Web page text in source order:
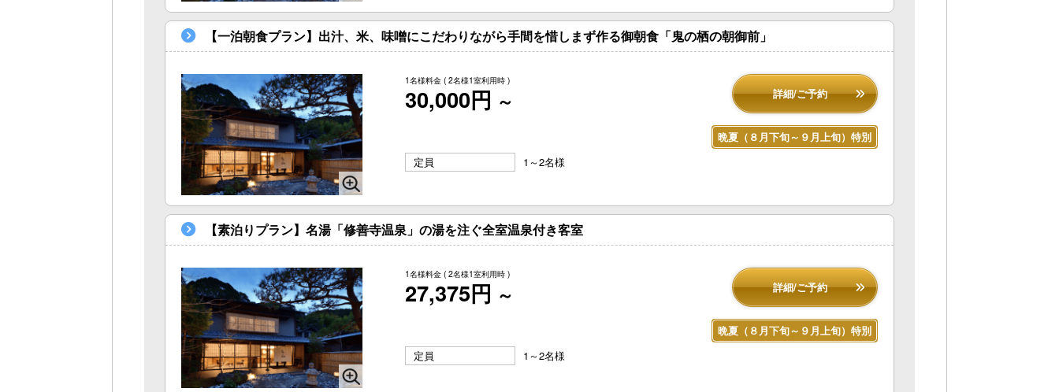
【一泊朝食プラン】出汁、米、味噌にこだわりながら手間を惜しまず作る御朝食「鬼の栖の朝御前」
1名様料金 ( 2名様1室利用時 )
30,000円 ～ 詳細/ご予約
晩夏（８月下旬～９月上旬）特別
定員
1～2名様
【素泊りプラン】名湯「修善寺温泉」の湯を注ぐ全室温泉付き客室
1名様料金 ( 2名様1室利用時 )
27,375円 ～ 詳細/ご予約
晩夏（８月下旬～９月上旬）特別
定員
1～2名様